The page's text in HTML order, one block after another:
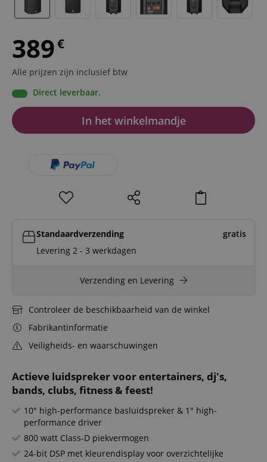
Actieve luidspreker voor entertainers, dj's,
bands, clubs, fitness & feest!
10" high-performance basluidspreker & 1" high-
performance driver
800 watt Class-D piekvermogen
24-bit DSP met kleurendisplay voor overzichtelijke
389€
Alle prijzen zijn inclusief btw
Direct leverbaar.
In het winkelmandje
Standaardverzending
gratis
Levering 2 - 3 werkdagen
Verzending en Levering
Controleer de beschikbaarheid van de winkel
Fabrikantinformatie
Veiligheids- en waarschuwingen